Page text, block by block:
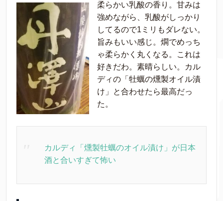
柔らかい乳酸の香り。甘みは
強めながら、乳酸がしっかり
してるので1ミリもダレない。
旨みもいい感じ。燗でめっち
ゃ柔らかく丸くなる。これは
好きだわ。素晴らしい。カル
ディの「牡蠣の燻製オイル漬
け」と合わせたら最高だっ
た。
カルディ「燻製牡蠣のオイル漬け」が日本
酒と合いすぎて怖い